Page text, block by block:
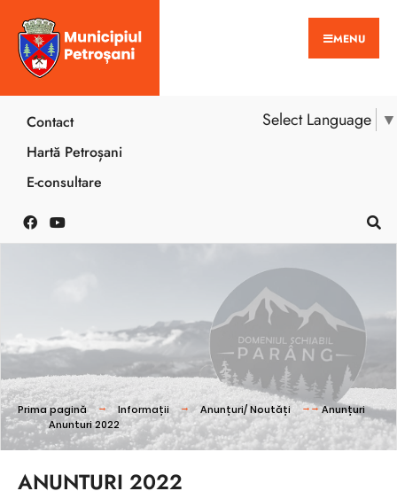
MENU
Select Language ▼
Contact
Hartă Petroșani
E-consultare
Prima pagină Informații Anunțuri/ Noutăți
Anunțuri
Anunturi 2022
ANUNTURI 2022